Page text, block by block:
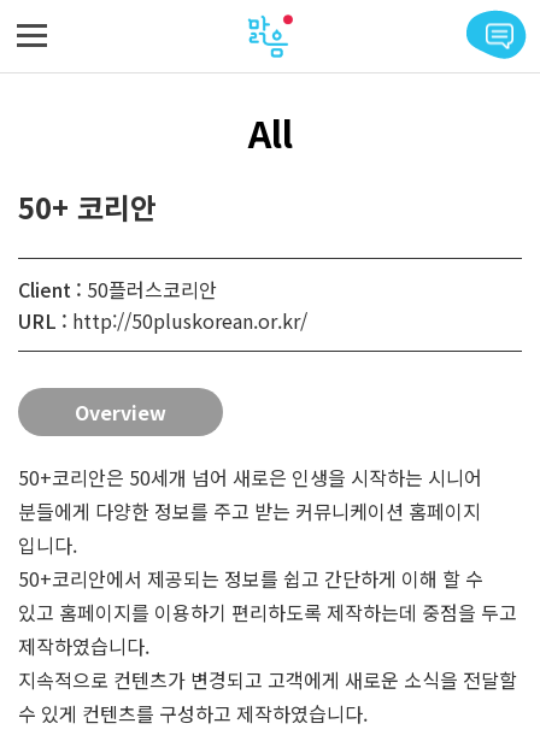
All
50+ 코리안
Client : 50플러스코리안
URL : http://50pluskorean.or.kr/
Overview
50+코리안은 50세개 넘어 새로은 인생을 시작하는 시니어
분들에게 다양한 정보를 주고 받는 커뮤니케이션 홈페이지
입니다.
50+코리안에서 제공되는 정보를 쉽고 간단하게 이해 할 수
있고 홈페이지를 이용하기 편리하도록 제작하는데 중점을 두고
제작하였습니다.
지속적으로 컨텐츠가 변경되고 고객에게 새로운 소식을 전달할
수 있게 컨텐츠를 구성하고 제작하였습니다.